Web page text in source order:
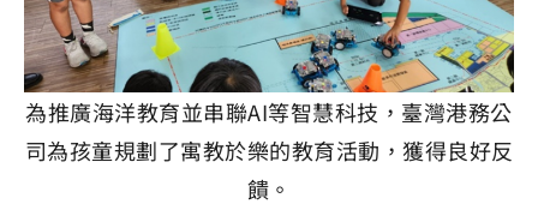
為推廣海洋教育並串聯AI等智慧科技，臺灣港務公
司為孩童規劃了寓教於樂的教育活動，獲得良好反
饋。